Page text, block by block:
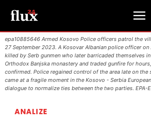
epa10885646 Armed Kosovo Police officers patrol the
27 September 2023. A Kosovar Albanian police officer on
killed by Serb gunmen who later barricaded themselves
Orthodox Banjska monastery and traded gunfire for
confirmed. Police regained control of the area late on the
came at a fragile moment in the Kosovo - Serbia
dialogue to normalize ties between the two parties. EPA-
ANALIZE